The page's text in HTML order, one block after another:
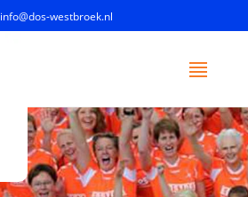
info@dos-westbroek.nl